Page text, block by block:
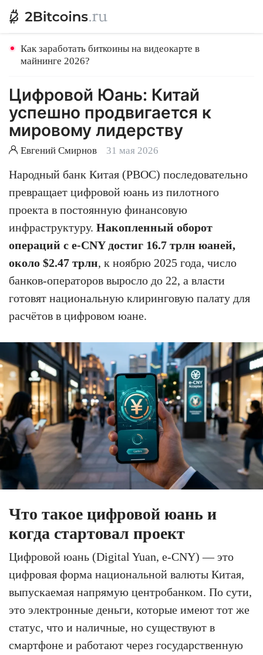
Как заработать биткоины на видеокарте в
майнинге 2026?
Цифровой Юань: Китай
успешно продвигается к
мировому лидерству
Евгений Смирнов 31 мая 2026
Народный банк Китая (PBOC) последовательно
превращает цифровой юань из пилотного
проекта в постоянную финансовую
инфраструктуру. Накопленный оборот
операций с e-CNY достиг 16.7 трлн юаней,
около $2.47 трлн, к ноябрю 2025 года, число
банков-операторов выросло до 22, а власти
готовят национальную клиринговую палату для
расчётов в цифровом юане.
Что такое цифровой юань и
когда стартовал проект
Цифровой юань (Digital Yuan, e-CNY) — это
цифровая форма национальной валюты Китая,
выпускаемая напрямую центробанком. По сути,
это электронные деньги, которые имеют тот же
статус, что и наличные, но существуют в
смартфоне и работают через государственную